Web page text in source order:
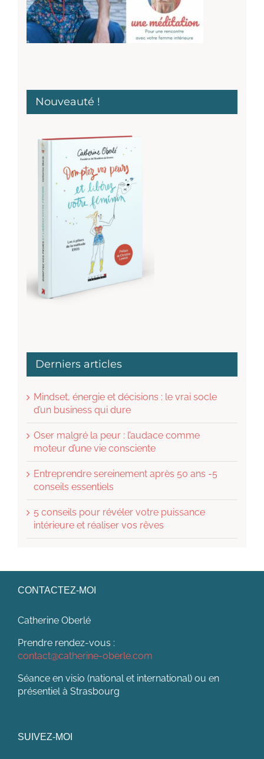
Nouveauté !
Derniers articles
Mindset, énergie et décisions : le vrai socle
d’un business qui dure
Oser malgré la peur : l’audace comme
moteur d’une vie consciente
Entreprendre sereinement après 50 ans -5
conseils essentiels
5 conseils pour révéler votre puissance
intérieure et réaliser vos rêves
CONTACTEZ-MOI
Catherine Oberlé
Prendre rendez-vous :
contact@catherine-oberle.com
Séance en visio (national et international) ou en
présentiel à Strasbourg
SUIVEZ-MOI